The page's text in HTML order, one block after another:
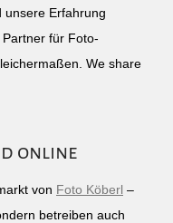
unsere Erfahrung
für Foto-
We share
online
von Foto Köberl –
betreiben auch